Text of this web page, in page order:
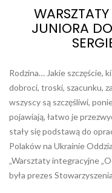
JUNIORA
Rodzina… Jakie szczęście,
dobroci, troski, szacunku,
wszyscy są szczęśliwi,
pojawiają, łatwo je
stały się podstawą do
Polaków na Ukrainie
„Warsztaty integracyjne
była prezes